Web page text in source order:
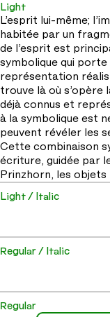
Light
L’esprit lui-même;
habitée par un
de l’esprit est
symbolique qui
représentation
trouve là où s’opère
déjà connus et
à la symbolique est
peuvent révéler les
Cette combinaison
écriture, guidée par
Prinzhorn, les objets
conceptuelle et le
progressivement la
et définit son oeuvre.
l’inconscient, la
L’aptitude à
lorsque les enfants,
Light / Italic
Regular / Italic
Regular